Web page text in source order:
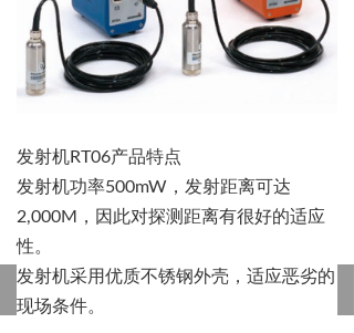
发射机RT06产品特点
发射机功率500mW ，发射距离可达
2,000M
，因此对探测距离有很好的适应
性。
发射机采用优质不锈钢外壳，适应恶劣的
现场条件。
낀
首页
뀵 넙 뀁 끈